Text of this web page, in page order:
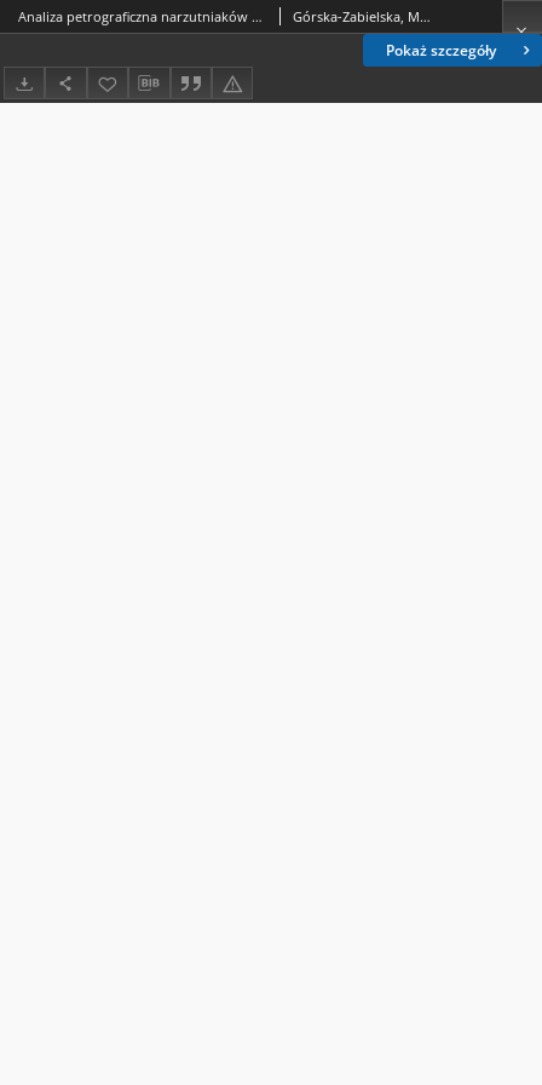
Pokaż szczegóły
Analiza petrograficzna narzutniaków w żwirowni Łubienica-Superunki oraz ich skandynawskie obszary alimentacyjne Górska-Zabielska, Maria; Smolska, Ewa; Wachecka-Kotkowska, Lucyna